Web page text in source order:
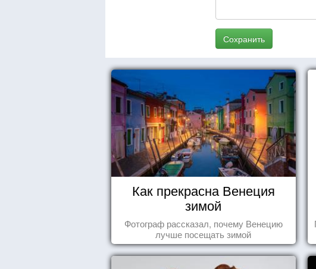
Сохранить
Как прекрасна Венеция
зимой
Фотограф рассказал, почему Венецию
лучше посещать зимой